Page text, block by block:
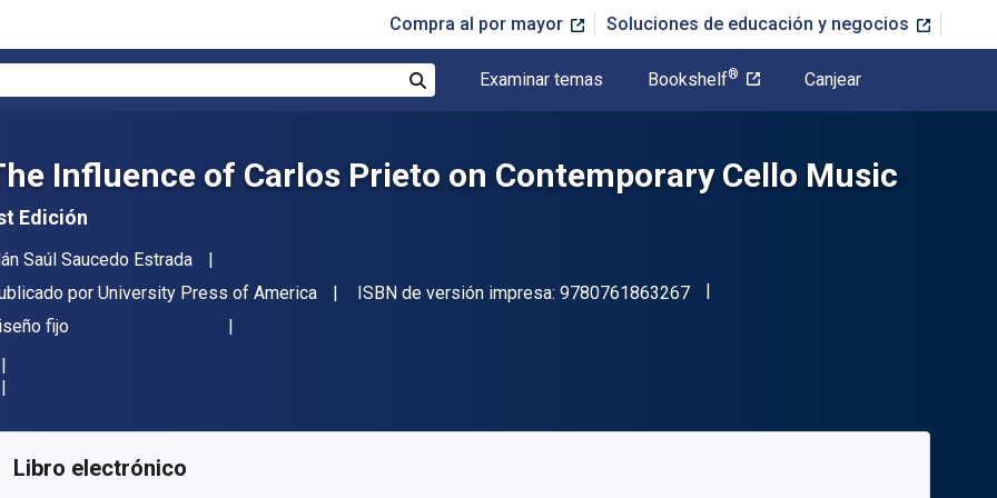
Compra al por mayor Soluciones de educación y negocios
Examinar temas Bookshelf® Canjear
Influence of Carlos Prieto on Contemporary Cello Music
Edición
Saúl Saucedo Estrada
por University Press of America ISBN de versión impresa: 9780761863267"ISBN-13 9780761863267"
fijo
de referencia:
Libro electrónico